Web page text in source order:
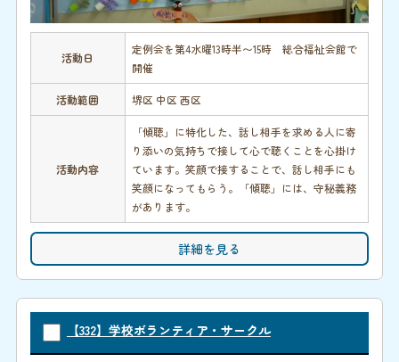
活動日
定例会を第4水曜13時半〜15時 総合福祉会館で
開催
活動範囲 堺区 中区 西区
活動内容
「傾聴」に特化した、話し相手を求める人に寄
り添いの気持ちで接して心で聴くことを心掛け
ています。笑顔で接することで、話し相手にも
笑顔になってもらう。「傾聴」には、守秘義務
があります。
詳細を見る
【332】学校ボランティア・サークル